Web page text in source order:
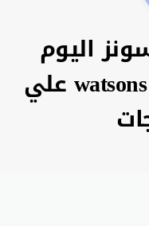
اليوم
2026 أفضل اكواد watsons علي